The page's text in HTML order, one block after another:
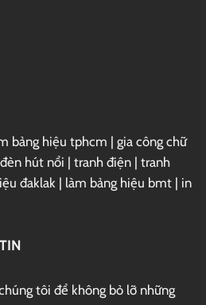
bảng hiệu tphcm | gia công chữ
hút nổi | tranh điện | tranh
đaklak | làm bảng hiệu bmt | in
tôi để không bỏ lỡ những